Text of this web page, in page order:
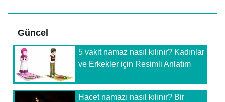
Güncel
5 vakit namaz nasıl kılınır? Kadınlar
ve Erkekler için Resimli Anlatım
Hacet namazı nasıl kılınır? Bir